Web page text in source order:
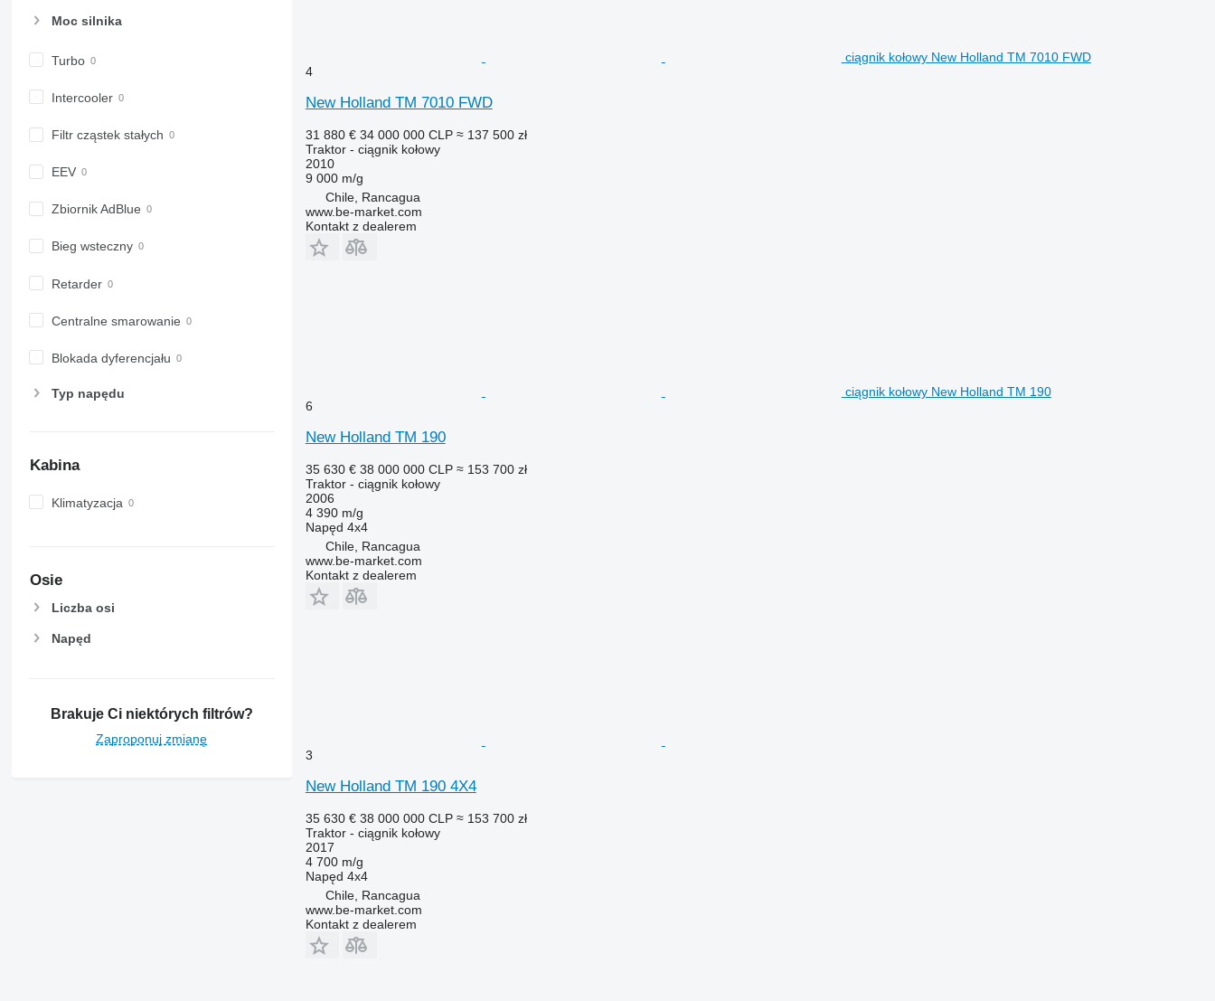
Moc silnika
Turbo
Intercooler
Filtr cząstek stałych
EEV
Zbiornik AdBlue
Bieg wsteczny
Retarder
Centralne smarowanie
Blokada dyferencjału
Typ napędu
Kabina
Klimatyzacja
Osie
Liczba osi
Napęd
Brakuje Ci niektórych filtrów?
Zaproponuj zmianę
ciągnik kołowy New Holland TM 7010 FWD
4
New Holland TM 7010 FWD
31 880 € 34 000 000 CLP ≈ 137 500 zł
Traktor - ciągnik kołowy
2010
9 000 m/g
Chile, Rancagua
www.be-market.com
Kontakt z dealerem
ciągnik kołowy New Holland TM 190
6
New Holland TM 190
35 630 € 38 000 000 CLP ≈ 153 700 zł
Traktor - ciągnik kołowy
2006
4 390 m/g
Napęd 4x4
Chile, Rancagua
www.be-market.com
Kontakt z dealerem
3
New Holland TM 190 4X4
35 630 € 38 000 000 CLP ≈ 153 700 zł
Traktor - ciągnik kołowy
2017
4 700 m/g
Napęd 4x4
Chile, Rancagua
www.be-market.com
Kontakt z dealerem